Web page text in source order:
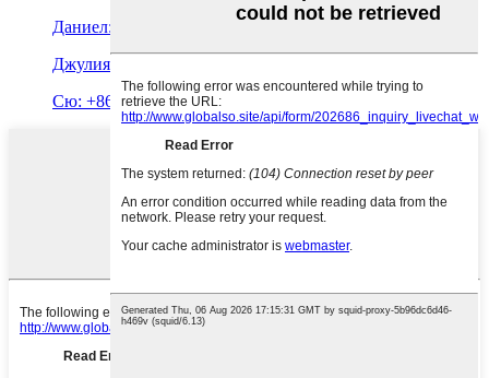
Даниел: +86 18011843168
Джулия: +86 19927147067
Сю: +86 19927126824